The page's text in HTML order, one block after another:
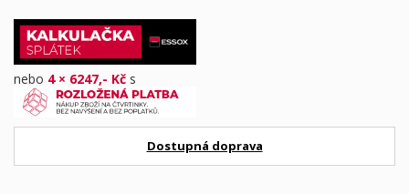
nebo 4 × 6247,- Kč s
Dostupná doprava